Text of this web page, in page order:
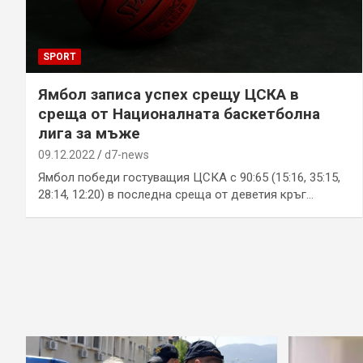
SPORT
Ямбол записа успех срещу ЦСКА в
среща от Националната баскетболна
лига за мъже
09.12.2022 d7-news
Ямбол победи гостуващия ЦСКА с 90:65 (15:16, 35:15,
28:14, 12:20) в последна среща от деветия кръг…